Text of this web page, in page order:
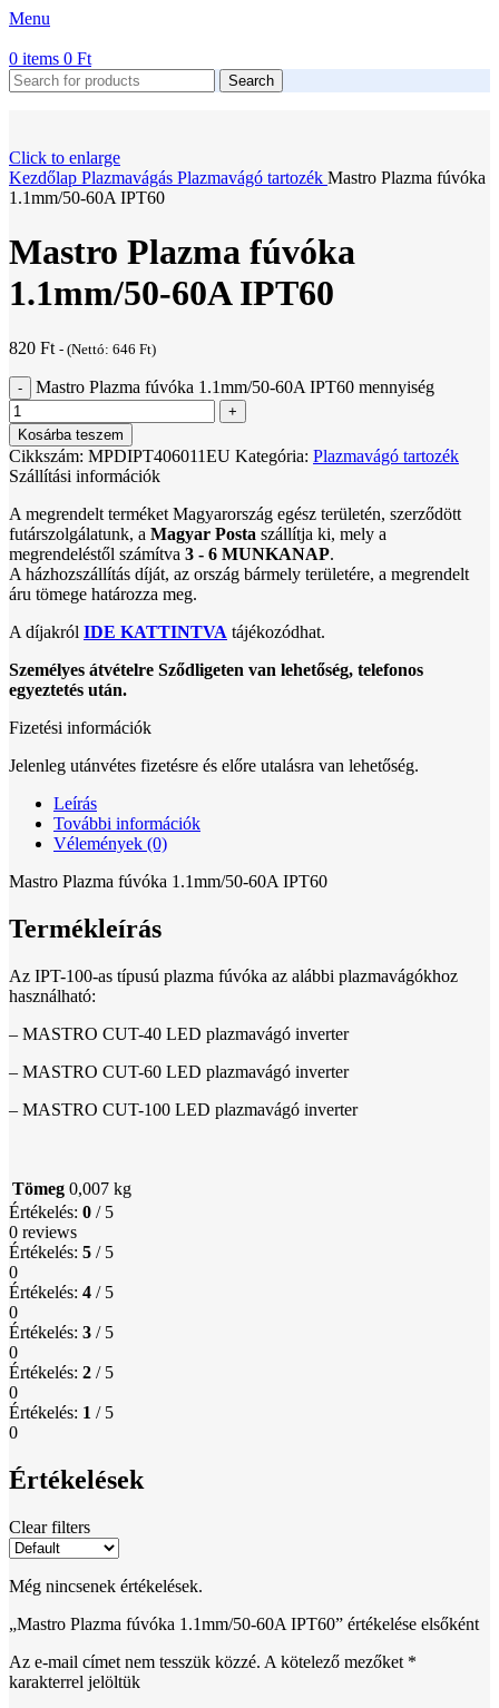
Menu
0 items 0 Ft
Search
Click to enlarge
Kezdőlap Plazmavágás Plazmavágó tartozék Mastro Plazma fúvóka
1.1mm/50-60A IPT60
Mastro Plazma fúvóka
1.1mm/50-60A IPT60
820 Ft - (Nettó: 646 Ft)
Mastro Plazma fúvóka 1.1mm/50-60A IPT60 mennyiség
Kosárba teszem
Cikkszám: MPDIPT406011EU Kategória: Plazmavágó tartozék
Szállítási információk
A megrendelt terméket Magyarország egész területén, szerződött
futárszolgálatunk, a Magyar Posta szállítja ki, mely a
megrendeléstől számítva 3 - 6 MUNKANAP.
A házhozszállítás díját, az ország bármely területére, a megrendelt
áru tömege határozza meg.
A díjakról IDE KATTINTVA tájékozódhat.
Személyes átvételre Sződligeten van lehetőség, telefonos
egyeztetés után.
Fizetési információk
Jelenleg utánvétes fizetésre és előre utalásra van lehetőség.
Leírás
További információk
Vélemények (0)
Mastro Plazma fúvóka 1.1mm/50-60A IPT60
Termékleírás
Az IPT-100-as típusú plazma fúvóka az alábbi plazmavágókhoz
használható:
– MASTRO CUT-40 LED plazmavágó inverter
– MASTRO CUT-60 LED plazmavágó inverter
– MASTRO CUT-100 LED plazmavágó inverter
Tömeg 0,007 kg
Értékelés: 0 / 5
0 reviews
Értékelés: 5 / 5
0
Értékelés: 4 / 5
0
Értékelés: 3 / 5
0
Értékelés: 2 / 5
0
Értékelés: 1 / 5
0
Értékelések
Clear filters
Még nincsenek értékelések.
„Mastro Plazma fúvóka 1.1mm/50-60A IPT60” értékelése elsőként
Az e-mail címet nem tesszük közzé. A kötelező mezőket *
karakterrel jelöltük